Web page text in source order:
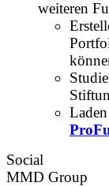
weiteren
Social
MMD Group